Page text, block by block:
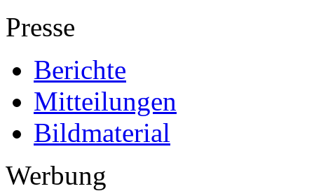
Presse
Berichte
Mitteilungen
Bildmaterial
Werbung